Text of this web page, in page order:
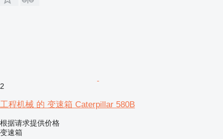
2
工程机械 的 变速箱 Caterpillar 580B
根据请求提供价格
变速箱